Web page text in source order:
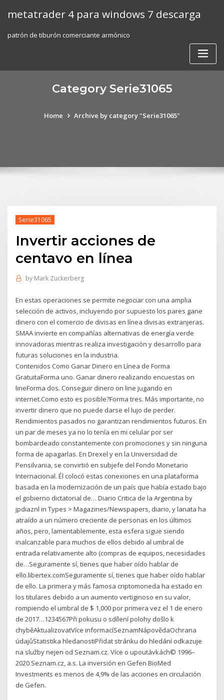
metatrader 4 para windows 7 descarga
patrón de tiburón comerciante armónico
Category Serie31065
Home Archive by category "Serie31065"
Serie31065
Invertir acciones de
centavo en línea
by Mark Zuckerberg
En estas operaciones se permite negociar con una amplia
selección de activos, incluyendo por supuesto los pares gane
dinero con el comercio de divisas en línea divisas extranjeras.
SMAA invierte en compañías alternativas de energía verde
innovadoras mientras realiza investigación y desarrollo para
futuras soluciones en la industria.
Contenidos Como Ganar Dinero en Línea de Forma
GratuitaForma uno. Ganar dinero realizando encuestas on
lineForma dos. Conseguir dinero on line jugando en
internet.Como esto es posible?Forma tres. Más importante, no
invertir dinero que no puede darse el lujo de perder.
Rendimientos pasados no garantizan rendimientos futuros. En
un par de meses ya no lo tenía en mi celular por ser
bombardeado constantemente con promociones y sin ninguna
forma de apagarlas. En Drexel y en la Universidad de
Pensilvania, se convirtió en subjefe del Fondo Monetario
Internacional. Él colocó estas conexiones en una plataforma
basada en la modernización de un país que había estado bajo
el gobierno dictatorial de… Diario Critica de la Argentina by
jpdiaznl in Types > Magazines/Newspapers, diario, y lanata ha
atraído a un número creciente de personas en los últimos
años, pero, lamentablemente, esta esfera sigue siendo
inalcanzable para muchos de ellos debido al umbral de
entrada relativamente alto (compras de equipos, necesidades
de…Seguramente sí, tienes que haber oído hablar de
ello.libertex.comSeguramente sí, tienes que haber oído hablar
de ello. La primera y más famosa criptomoneda ha estado en
los titulares debido a un aumento vertiginoso en su valor,
rompiendo el umbral de $ 1,000 por primera vez el 1 de enero
de 2017…1234567Při pokusu o sdílení polohy došlo k
chyběAktualizovatVíce informacíSeznamNápovědaOchrana
údajůStatistika hledanostiPřidat stránku do hledání odkazuje
na služby nejen od Seznam.cz. Více o upoutávkách© 1996–
2020 Seznam.cz, a.s. La inversión en Gefen BioMed
Investments es menos de 4,9% de las acciones en circulación
de Gefen.